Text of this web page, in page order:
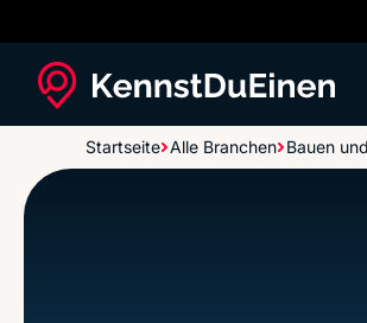
Startseite Alle Branchen Bauen